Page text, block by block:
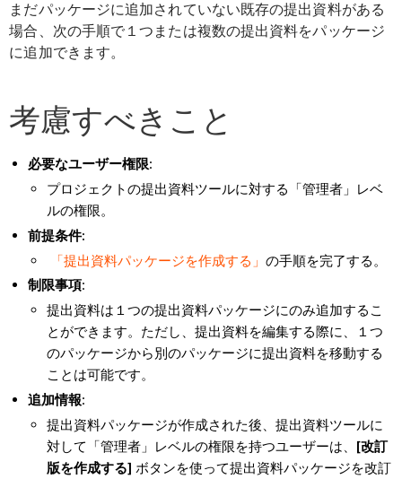
まだパッケージに追加されていない既存の提出資料がある
場合、次の手順で１つまたは複数の提出資料をパッケージ
に追加できます。
考慮すべきこと
必要なユーザー権限:
プロジェクトの提出資料ツールに対する「管理者」レベ
ルの権限。
前提条件:
「提出資料パッケージを作成する」の手順を完了する。
制限事項:
提出資料は１つの提出資料パッケージにのみ追加するこ
とができます。ただし、提出資料を編集する際に、１つ
のパッケージから別のパッケージに提出資料を移動する
ことは可能です。
追加情報:
提出資料パッケージが作成された後、提出資料ツールに
対して「管理者」レベルの権限を持つユーザーは、 [改訂
版を作成する] ボタンを使って提出資料パッケージを改訂